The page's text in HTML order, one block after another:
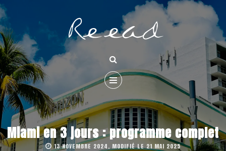
Miami en 3 jours : programme complet
13 NOVEMBRE 2024, MODIFIÉ LE 21 MAI 2025